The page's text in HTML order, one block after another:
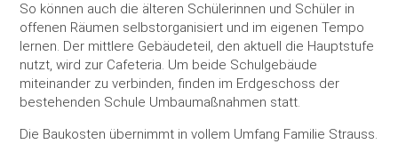
So können auch die älteren Schülerinnen und Schüler in
offenen Räumen selbstorganisiert und im eigenen Tempo
lernen. Der mittlere Gebäudeteil, den aktuell die Hauptstufe
nutzt, wird zur Cafeteria. Um beide Schulgebäude
miteinander zu verbinden, finden im Erdgeschoss der
bestehenden Schule Umbaumaßnahmen statt.
Die Baukosten übernimmt in vollem Umfang Familie Strauss.